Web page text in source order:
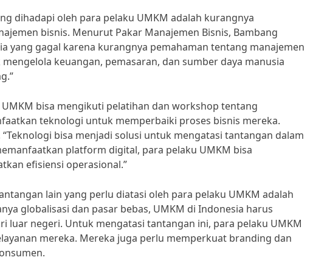
dihadapi oleh para pelaku UMKM adalah kurangnya
bisnis. Menurut Pakar Manajemen Bisnis, Bambang
yang gagal karena kurangnya pemahaman tentang manajemen
keuangan, pemasaran, dan sumber daya manusia
bisa mengikuti pelatihan dan workshop tentang
teknologi untuk memperbaiki proses bisnis mereka.
bisa menjadi solusi untuk mengatasi tantangan dalam
platform digital, para pelaku UMKM bisa
efisiensi operasional.”
lain yang perlu diatasi oleh para pelaku UMKM adalah
globalisasi dan pasar bebas, UMKM di Indonesia harus
luar negeri. Untuk mengatasi tantangan ini, para pelaku UMKM
mereka. Mereka juga perlu memperkuat branding dan